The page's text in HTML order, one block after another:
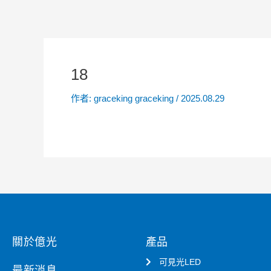
18
作者: graceking graceking / 2025.08.29
關於億光 產品
可見光LED